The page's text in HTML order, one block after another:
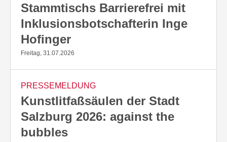
Stammtischs Barrierefrei mit
Inklusionsbotschafterin Inge
Hofinger
Freitag, 31.07.2026
PRESSEMELDUNG
Kunstlitfaßsäulen der Stadt
Salzburg 2026: against the
bubbles